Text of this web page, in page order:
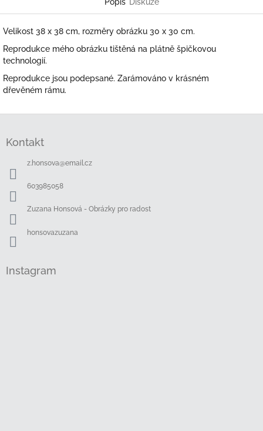
Velikost 38 x 38 cm, rozměry obrázku 30 x 30 cm.
Reprodukce mého obrázku tištěná na plátně špičkovou
technologií.
Reprodukce jsou podepsané. Zarámováno v krásném
dřevěném rámu.
Kontakt
z.honsova@email.cz
603985058
Zuzana Honsová - Obrázky pro radost
honsovazuzana
Instagram